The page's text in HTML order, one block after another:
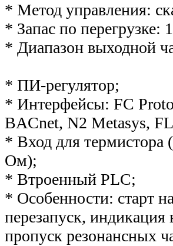
* Метод управления:
* Запас по перегрузке:
* Диапазон выходной
1 ... 200Гц в
* ПИ-регулятор;
* Интерфейсы: FC
BACnet, N2 Metasys,
* Вход для термистора
Ом);
* Втроенный PLС;
* Особенности: старт
перезапуск, индикация
пропуск резонансных